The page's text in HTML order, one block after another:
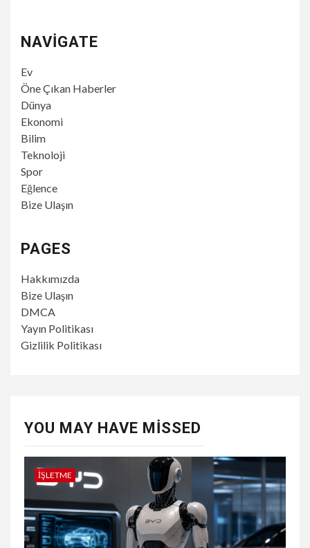
NAVIGATE
Ev
Öne Çıkan Haberler
Dünya
Ekonomi
Bilim
Teknoloji
Spor
Eğlence
Bize Ulaşın
PAGES
Hakkımızda
Bize Ulaşın
DMCA
Yayın Politikası
Gizlilik Politikası
YOU MAY HAVE MISSED
İŞLETME